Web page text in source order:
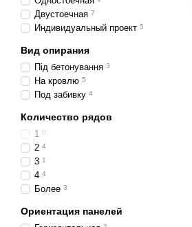
Двустоечная 7
Индивидуальный проект 5
Вид опирания
Під бетонування 3
На кровлю 5
Под забивку 4
Количество рядов
1 0
2 4
3 1
4 4
Более 3
Ориентация панелей